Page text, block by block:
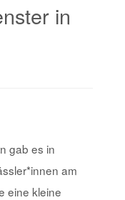
in
gab es in
am
eine kleine